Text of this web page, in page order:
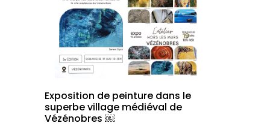
Exposition de peinture dans le
superbe village médiéval de
Vézénobres ￼